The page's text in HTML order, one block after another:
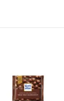
Ver
Producto